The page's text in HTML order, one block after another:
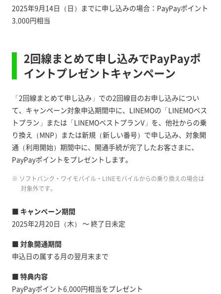
2025年9月14日（日）までに申し込みの場合：PayPayポイント
3,000円相当
2回線まとめて申し込みでPayPayポ
イントプレゼントキャンペーン
「2回線まとめて申し込み」での2回線目のお申し込みについ
て、キャンペーン対象申込期間中に、LINEMOの「LINEMOベス
トプラン」または「LINEMOベストプランV」を、他社からの乗
り換え（MNP）または新規（新しい番号）で申し込み、対象開
通（利用開始）期間中に、開通手続が完了したお客さまに、
PayPayポイントをプレゼントします。
※ ソフトバンク・ワイモバイル・LINEモバイルからの乗り換えの場合は
対象外です。
■ キャンペーン期間
2025年2月20日（木） ～ 終了日未定
■ 対象開通期間
申込日の属する月の翌月末まで
■ 特典内容
PayPayポイント6,000円相当をプレゼント